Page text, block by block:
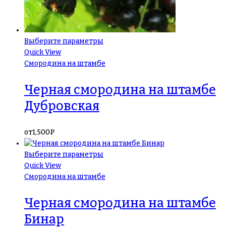
Выберите параметры
Quick View
Смородина на штамбе
Черная смородина на штамбе
Дубровская
от1,500₽
Выберите параметры
Quick View
Смородина на штамбе
Черная смородина на штамбе
Бинар